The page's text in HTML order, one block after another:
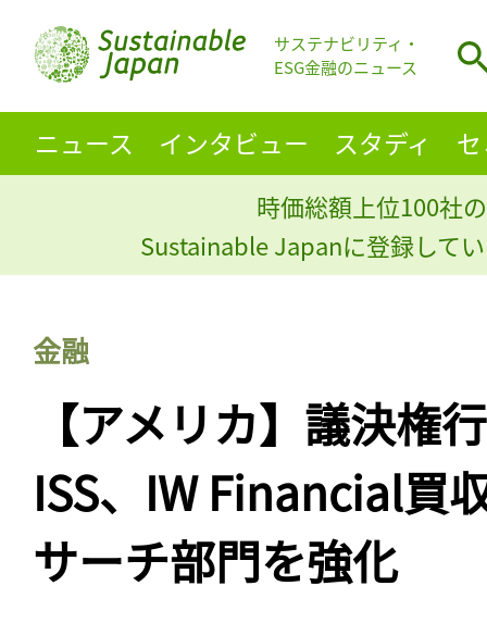
サステナビリティ・
ESG金融のニュース
ニュース インタビュー スタディ
時価総額上位100社
Sustainable Japanに登録して
金融
【アメリカ】議決権
ISS、IW Financial買
サーチ部門を強化